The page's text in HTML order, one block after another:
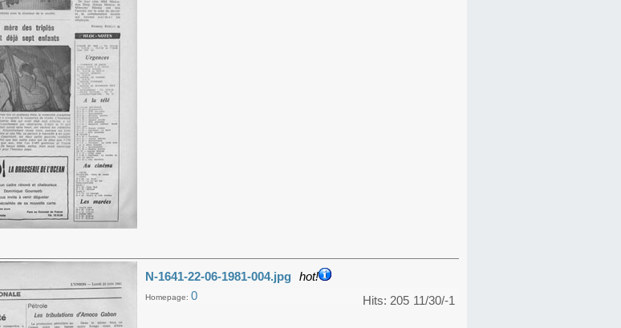
N-1641-22-06-1981-004.jpg hot!
11/30/-1
Hits: 205
Homepage: 0